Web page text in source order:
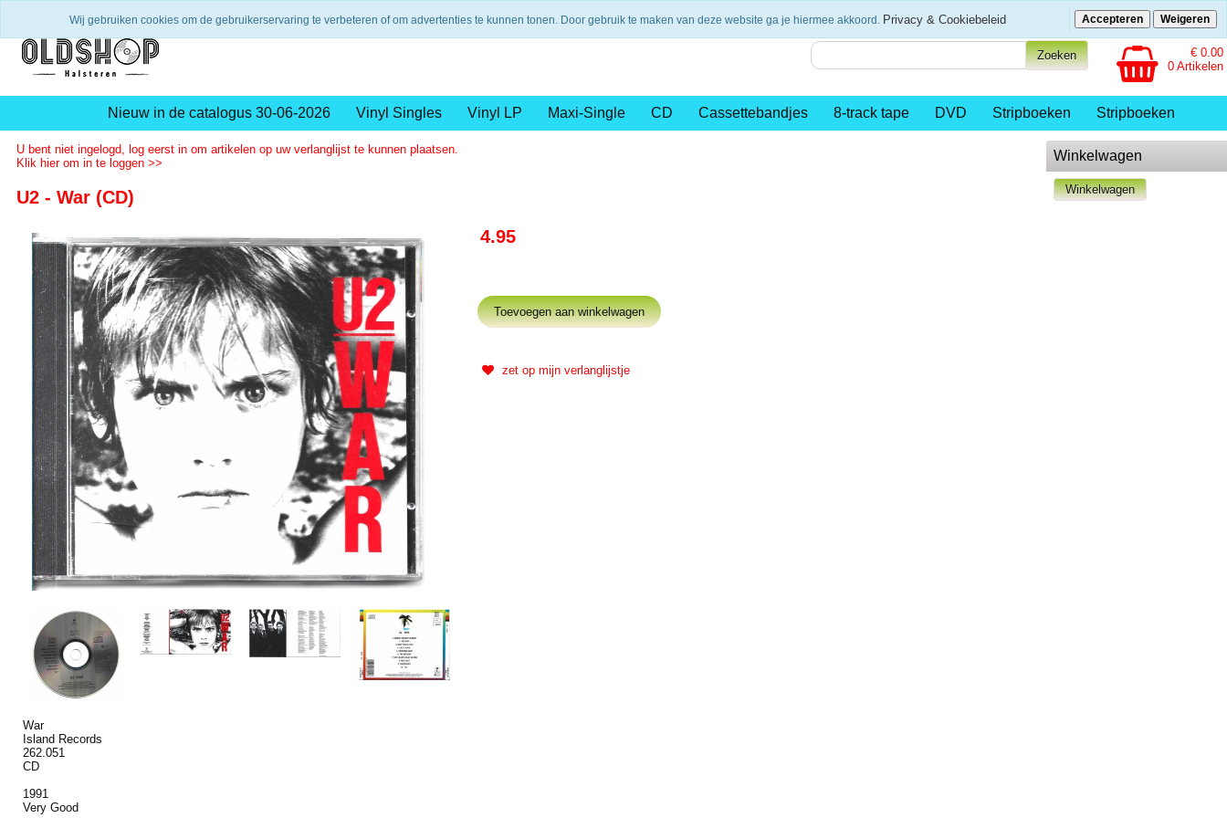
Verzending binnen 2 a 3 werkdagen Gratis verzending vanaf €75,- (NL) 14 dagen retourtermijn Veilig en eenvoudig betalen
€ 0.00
0 Artikelen
Nieuw in de catalogus 30-06-2026 Vinyl Singles Vinyl LP Maxi-Single CD Cassettebandjes 8-track tape DVD Stripboeken Stripboeken
U bent niet ingelogd, log eerst in om artikelen op uw verlanglijst te kunnen plaatsen.
Klik hier om in te loggen >>
U2 - War (CD)
4.95
zet op mijn verlanglijstje
War
Island Records
262.051
CD
1991
Very Good
Winkelwagen
Wij gebruiken cookies om de gebruikerservaring te verbeteren of om advertenties te kunnen tonen. Door gebruik te maken van deze website ga je hiermee akkoord. Privacy & Cookiebeleid Accepteren Weigeren